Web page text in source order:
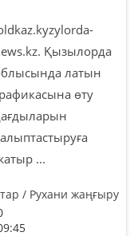
Қызылорда
латын
өту
...
/ Рухани жаңғыру